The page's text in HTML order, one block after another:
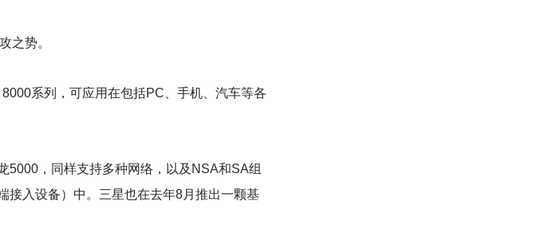
之势。
系列，可应用在包括PC、手机、汽车等各
5000，同样支持多种网络，以及NSA和SA组
接入设备）中。三星也在去年8月推出一颗基